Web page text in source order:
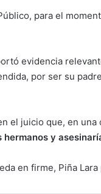
para el
evidencia
por ser su padre
el juicio que, en
hermanos y
en firme, Piña Lara